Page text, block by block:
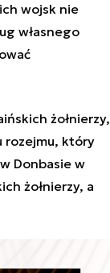
wojsk nie
własnego
żołnierzy,
rozejmu, który
Donbasie w
żołnierzy, a